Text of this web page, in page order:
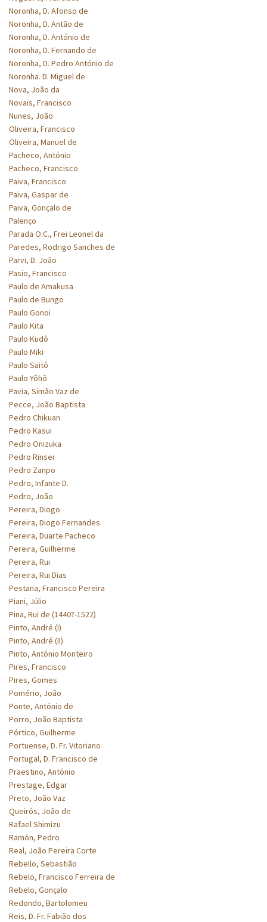
Noronha, D. Afonso de
Noronha, D. Antão de
Noronha, D. António de
Noronha, D. Fernando de
Noronha, D. Pedro António de
Noronha. D. Miguel de
Nova, João da
Novais, Francisco
Nunes, João
Oliveira, Francisco
Oliveira, Manuel de
Pacheco, António
Pacheco, Francisco
Paiva, Francisco
Paiva, Gaspar de
Paiva, Gonçalo de
Palenço
Parada O.C., Frei Leonel da
Paredes, Rodrigo Sanches de
Parvi, D. João
Pasio, Francisco
Paulo de Amakusa
Paulo de Bungo
Paulo Gonoi
Paulo Kita
Paulo Kudô
Paulo Miki
Paulo Saitô
Paulo Yôhô
Pavia, Simão Vaz de
Pecce, João Baptista
Pedro Chikuan
Pedro Kasui
Pedro Onizuka
Pedro Rinsei
Pedro Zanpo
Pedro, Infante D.
Pedro, João
Pereira, Diogo
Pereira, Diogo Fernandes
Pereira, Duarte Pacheco
Pereira, Guilherme
Pereira, Rui
Pereira, Rui Dias
Pestana, Francisco Pereira
Piani, Júlio
Pina, Rui de (1440?-1522)
Pinto, André (I)
Pinto, André (II)
Pinto, António Monteiro
Pires, Francisco
Pires, Gomes
Pomério, João
Ponte, António de
Porro, João Baptista
Pórtico, Guilherme
Portuense, D. Fr. Vitoriano
Portugal, D. Francisco de
Praestino, António
Prestage, Edgar
Preto, João Vaz
Queirós, João de
Rafael Shimizu
Ramón, Pedro
Real, João Pereira Corte
Rebello, Sebastião
Rebelo, Francisco Ferreira de
Rebelo, Gonçalo
Redondo, Bartolomeu
Reis, D. Fr. Fabião dos